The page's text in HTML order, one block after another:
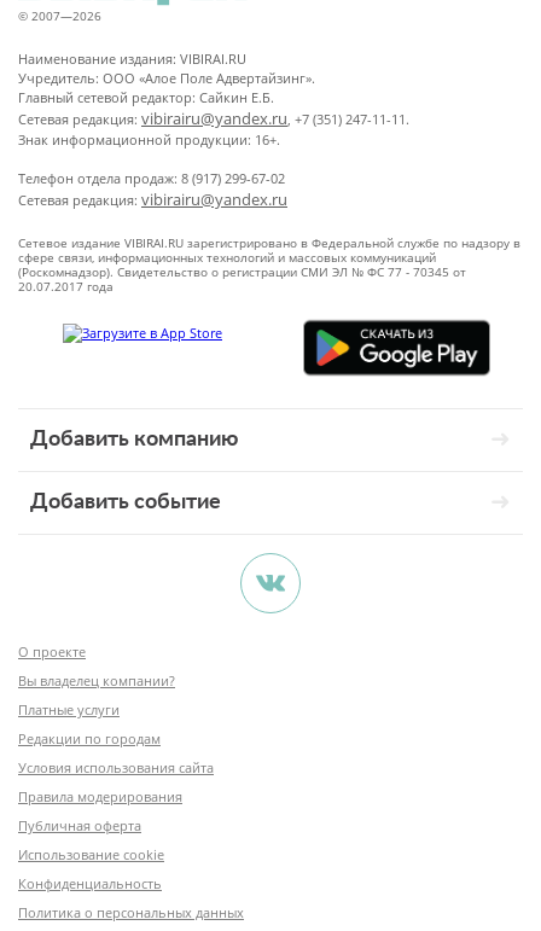
© 2007—2026
Наименование издания: VIBIRAI.RU
Учредитель: ООО «Алое Поле Адвертайзинг».
Главный сетевой редактор: Сайкин Е.Б.
Сетевая редакция: vibirairu@yandex.ru, +7 (351) 247-11-11.
Знак информационной продукции: 16+.
Телефон отдела продаж: 8 (917) 299-67-02
Сетевая редакция: vibirairu@yandex.ru
Сетевое издание VIBIRAI.RU зарегистрировано в Федеральной службе по надзору в
сфере связи, информационных технологий и массовых коммуникаций
(Роскомнадзор). Свидетельство о регистрации СМИ ЭЛ № ФС 77 - 70345 от
20.07.2017 года
Добавить компанию
Добавить событие
О проекте
Вы владелец компании?
Платные услуги
Редакции по городам
Условия использования сайта
Правила модерирования
Публичная оферта
Использование cookie
Конфиденциальность
Политика о персональных данных